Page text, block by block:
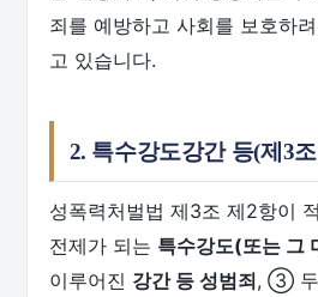
죄를 예방하고 사회를 보호하
고 있습니다.
2. 특수강도강간 등(제3
성폭력처벌법 제3조 제2항이
전제가 되는 특수강도(또는 그
이루어진 강간 등 성범죄, ③ 두